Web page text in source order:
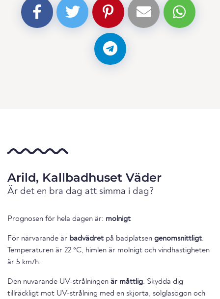
Arild, Kallbadhuset Väder
Är det en bra dag att simma i dag?
Prognosen för hela dagen är: molnigt
För närvarande är badvädret på badplatsen genomsnittligt.
Temperaturen är 22 °C, himlen är molnigt och vindhastigheten
är 5 km/h.
Den nuvarande UV-strålningen är måttlig. Skydda dig
tillräckligt mot UV-strålning med en skjorta, solglasögon och